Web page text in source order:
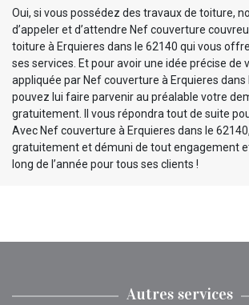
Oui, si vous possédez des travaux de toiture,
d’appeler et d’attendre Nef couverture
toiture à Erquieres dans le 62140 qui vous
ses services. Et pour avoir une idée précise de
appliquée par Nef couverture à Erquieres dans
pouvez lui faire parvenir au préalable votre
gratuitement. Il vous répondra tout de suite
Avec Nef couverture à Erquieres dans le
gratuitement et démuni de tout engagement
long de l’année pour tous ses clients !
Autres services